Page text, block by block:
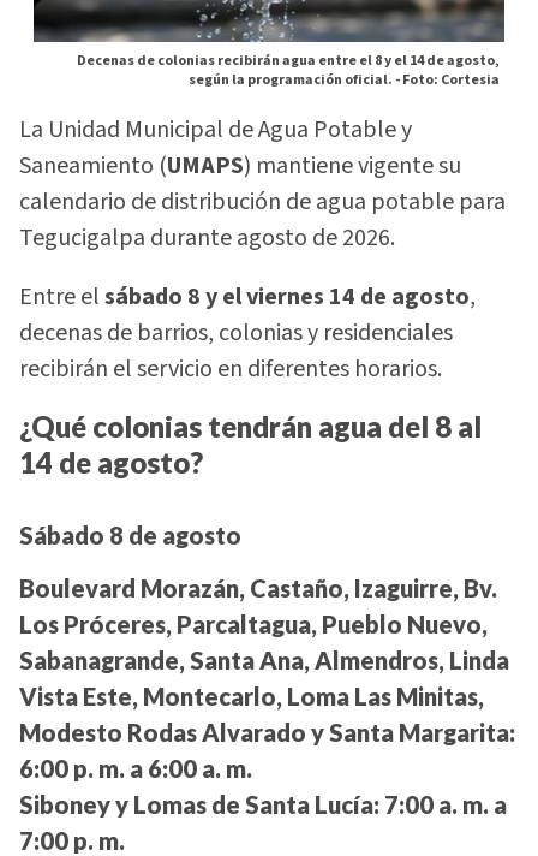
Decenas de colonias recibirán agua entre el 8 y el 14 de agosto,
según la programación oficial. -Foto: Cortesia
La Unidad Municipal de Agua Potable y
Saneamiento (UMAPS) mantiene vigente su
calendario de distribución de agua potable para
Tegucigalpa durante agosto de 2026.
Entre elsábado 8 y el viernes 14 de agosto,
decenas de barrios, colonias y residenciales
recibirán el servicio en diferentes horarios.
¿Qué colonias tendrán agua del 8 al
14 de agosto?
Sábado 8 de agosto
Boulevard Morazán, Castaño, Izaguirre, Bv.
Los Próceres, Parcaltagua, Pueblo Nuevo,
Sabanagrande, Santa Ana, Almendros, Linda
Vista Este, Montecarlo, Loma Las Minitas,
Modesto Rodas Alvarado y Santa Margarita:
6:00 p. m. a 6:00 a. m.
Siboney y Lomas de Santa Lucía: 7:00 a. m. a
7:00 p. m.